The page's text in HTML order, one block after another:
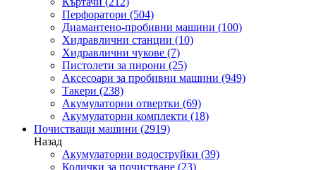
Перфоратори (504)
Диамантено-пробивни машини (100)
Хидравлични станции (10)
Хидравлични чукове (7)
Пистолети за пирони (25)
Аксесоари за пробивни машини (949)
Такери (238)
Акумулаторни отвертки (69)
Акумулаторни комплекти (18)
Почистващи машини (2919)
Назад
Акумулаторни водоструйки (39)
Колички за почистване (23)